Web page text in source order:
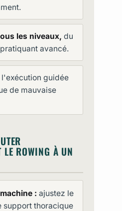
les niveaux, du
avancé.
l'exécution guidée
de mauvaise
LE ROWING À UN
: ajustez le
support thoracique